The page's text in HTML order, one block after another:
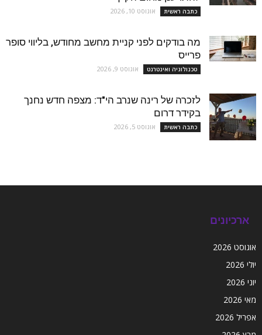
כתבה ראשית אוגוסט 10, 2026
מה בודקים לפני קניית מחשב מחודש, בליווי סופר
פרייס
טכנולוגיה ואינטרנט אוגוסט 9, 2026
לזכרה של רינה שנרב הי"ד: מצפה חדש נחנך
בקידר דרום
כתבה ראשית אוגוסט 5, 2026
ארכיונים
אוגוסט 2026
יולי 2026
יוני 2026
מאי 2026
אפריל 2026